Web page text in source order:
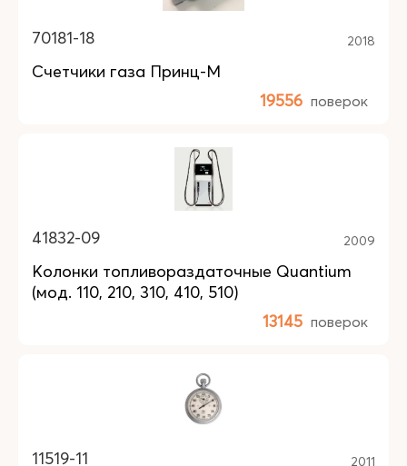
70181-18 2018
Счетчики газа Принц-М
19556 поверок
41832-09 2009
Колонки топливораздаточные Quantium
(мод. 110, 210, 310, 410, 510)
13145 поверок
11519-11 2011